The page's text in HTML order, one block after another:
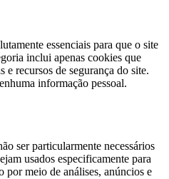
essenciais para que o site
inclui apenas cookies que
e recursos de segurança do site.
informação pessoal.
ser particularmente necessários
usados ​​especificamente para
por meio de análises, anúncios e